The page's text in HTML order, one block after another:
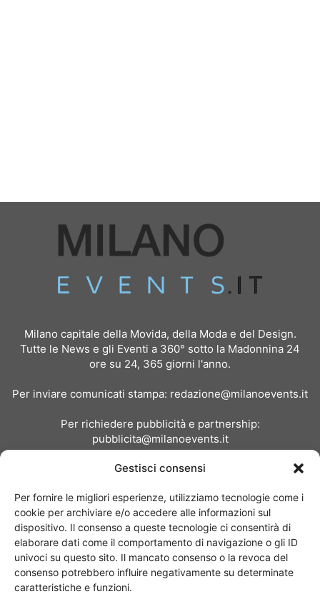
Gestisci consensi
Per fornire le migliori esperienze, utilizziamo tecnologie come i
cookie per archiviare e/o accedere alle informazioni sul
dispositivo. Il consenso a queste tecnologie ci consentirà di
elaborare dati come il comportamento di navigazione o gli ID
univoci su questo sito. Il mancato consenso o la revoca del
consenso potrebbero influire negativamente su determinate
caratteristiche e funzioni.
Milano capitale della Movida, della Moda e del Design.
Tutte le News e gli Eventi a 360° sotto la Madonnina 24
ore su 24, 365 giorni l'anno.
Per inviare comunicati stampa: redazione@milanoevents.it
Per richiedere pubblicità e partnership:
pubblicita@milanoevents.it
Chi siamo I Nostri Clienti